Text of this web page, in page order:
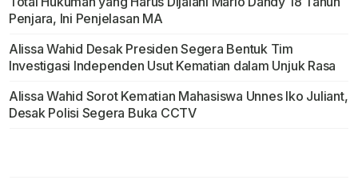
Penjara, Ini Penjelasan MA
Alissa Wahid Desak Presiden Segera Bentuk Tim
Investigasi Independen Usut Kematian dalam Unjuk Rasa
Alissa Wahid Sorot Kematian Mahasiswa Unnes Iko Juliant,
Desak Polisi Segera Buka CCTV